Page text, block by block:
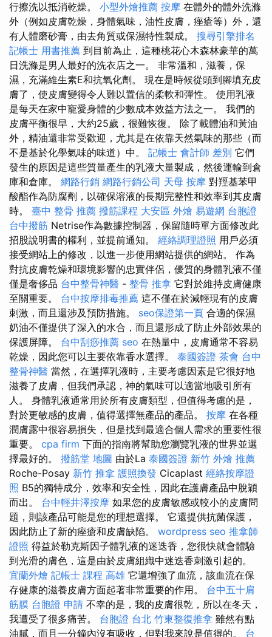
行擦洗以抵消乾燥。 小型外燴推薦 按摩 在體外的體外洗滌
外（例如皮膚乾燥，身體氣味，油性皮膚，痤瘡等）外，還
有人體磨砂膏，由去角質或保濕特性製成。 搜尋引擎排名
記帳士 用書推薦 到目前為止，這種桃花心木森林豪華的萬
日洗滌是男人最好的洗衣店之一。 非常溫和，滋養，保
濕，充滿維生素E和抗氧化劑。 現在是時候從頭到腳填充皮
膚了，使皮膚變得令人難以置信的柔軟和彈性。 使用乳液
是每天在家中寵愛身體的少數成本效益方法之一。 我們的
皮膚平衡很早，大約25歲，很難恢復。 除了載體油和黃油
外，精油還非常受歡迎，尤其是在依靠天然氣味的那些（而
不是基於化學氣味的味道）中。 記帳士 會計師 差別 它們
發生的原因是這些質量產生的乳液大量製成，然後運輸到倉
庫和倉庫。 網路行銷 網路行銷公司 天母 按摩 對羥基苯甲
酸酯作為防腐劑，以確保溶液的長期完整性和效率到其皮膚
時。 臺中 整骨 推薦 撥筋課程 大安區 外燴 易遊網 台胞證
台中撥筋 Netrise作為數據控制器，保留隨時單方面修改此
招股說明書的權利，並提前通知。 經絡調理證照 用戶必須
接受網站上的修改，以進一步使用網站提供的網站。 作為
對抗皮膚乾燥和環境影響的忠實伴侶，優質的身體乳液不僅
僅是奢侈品 台中整骨神醫 - 整骨 推拿 它對於維持皮膚健康
至關重要。 台中按摩排毒推薦 這不僅在於減輕現有的皮膚
刺激，而且還涉及預防措施。 seo保證第一頁 合適的保濕
奶油不僅提供了深入的水合，而且還形成了防止外部效果的
保護屏障。 台中刮痧推薦 seo 在熱量中，皮膚通常不容易
乾燥，因此您可以主要依靠香水選擇。 泰國簽證 茶會 台中
整骨神醫 當然，在選擇乳液時，主要考慮因素是它很好地
滋養了皮膚，但我們承認，神的氣味可以適當地吸引所有
人。 身體乳液通常用於所有皮膚類型，但值得考慮的是，
對於更敏感的皮膚，值得選擇無產品的產品。 按摩 在各種
潤膚露中很容易損失，但是找到最適合個人需求的重要性很
重要。 cpa firm 下面的指南將幫助您瀏覽乳液的世界並選
擇最好的。 撥筋堂 地圖 由於La 泰國簽證 新竹 外燴 推薦
Roche-Posay 新竹 推拿 護照換發 Cicaplast 經絡按摩證
照 B5的獨特成分，效率和安全性，因此在護膚產品中脫穎
而出。 台中輕井澤按摩 如果您的皮膚敏感或較小的皮膚問
題，則該產品可能是您的理想選擇。 它還提供抗菌保護，
因此防止了新的痤瘡和皮膚缺陷。 wordpress seo 推拿師
證照 得益於勒克斯因子體乳液的迷迭香，您很快就會體驗
到光滑的膚色，這是由於皮膚組織中迷迭香刺激引起的。
宜蘭外燴 記帳士 課程 高雄 它還增強了血流，該血流在保
存健康的滋養皮膚方面起著非常重要的作用。 台中五十肩
筋膜 台胞證 申請 不幸的是，我的皮膚很乾，所以在冬天，
我遭受了很多痛苦。 台胞證 台北 竹東整復推拿 雖然有點
油膩，而且一分鐘內沒有吸收，但對我來說是值得的。 台